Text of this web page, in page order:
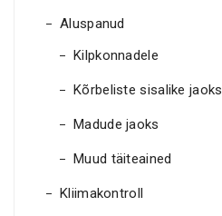
Aluspanud
Kilpkonnadele
Kõrbeliste sisalike jaoks
Madude jaoks
Muud täiteained
Kliimakontroll